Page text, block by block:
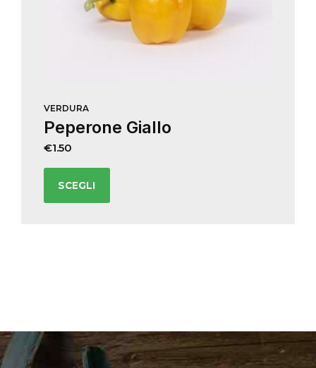
VERDURA
Peperone Giallo
€1.50
SCEGLI